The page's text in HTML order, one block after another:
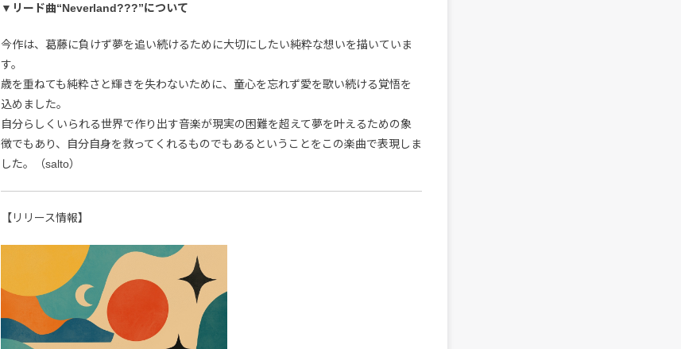
▼リード曲“Neverland???”について
今作は、葛藤に負けず夢を追い続けるために大切にしたい純粋な想いを描いていま
す。
歳を重ねても純粋さと輝きを失わないために、童心を忘れず愛を歌い続ける覚悟を
込めました。
自分らしくいられる世界で作り出す音楽が現実の困難を超えて夢を叶えるための象
徴でもあり、自分自身を救ってくれるものでもあるということをこの楽曲で表現しま
した。（salto）
【リリース情報】